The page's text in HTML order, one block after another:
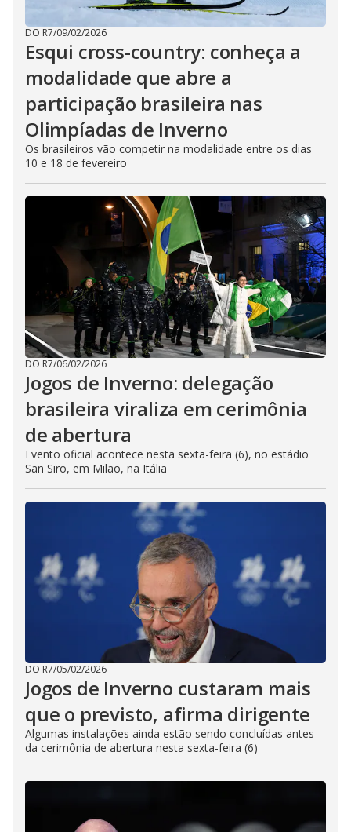
DO R7/09/02/2026
Esqui cross-country: conheça a
modalidade que abre a
participação brasileira nas
Olimpíadas de Inverno
Os brasileiros vão competir na modalidade entre os dias
10 e 18 de fevereiro
DO R7/06/02/2026
Jogos de Inverno: delegação
brasileira viraliza em cerimônia
de abertura
Evento oficial acontece nesta sexta-feira (6), no estádio
San Siro, em Milão, na Itália
DO R7/05/02/2026
Jogos de Inverno custaram mais
que o previsto, afirma dirigente
Algumas instalações ainda estão sendo concluídas antes
da cerimônia de abertura nesta sexta-feira (6)